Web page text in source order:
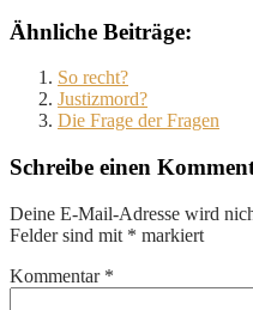
Ähnliche Beiträge:
So recht?
Justizmord?
Die Frage der Fragen
Schreibe einen
Deine E-Mail-Adresse wird
Felder sind mit * markiert
Kommentar *